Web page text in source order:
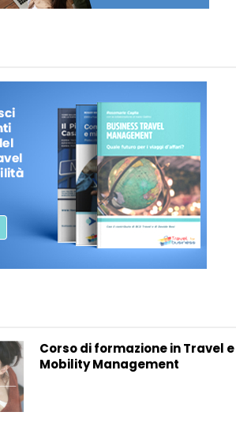
Corso di formazione in Travel e
Mobility Management